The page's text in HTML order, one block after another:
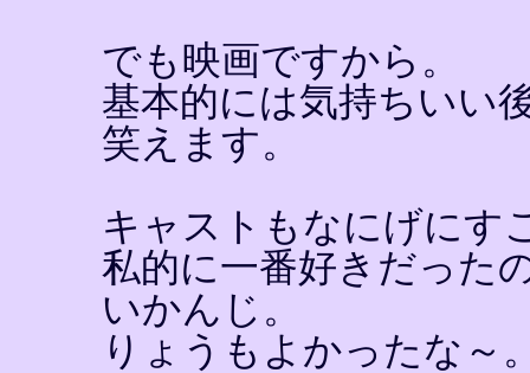
でも映画ですから。
基本的には気持ちいい
笑えます。
キャストもなにげにす
私的に一番好きだった
いかんじ。
りょうもよかったな～